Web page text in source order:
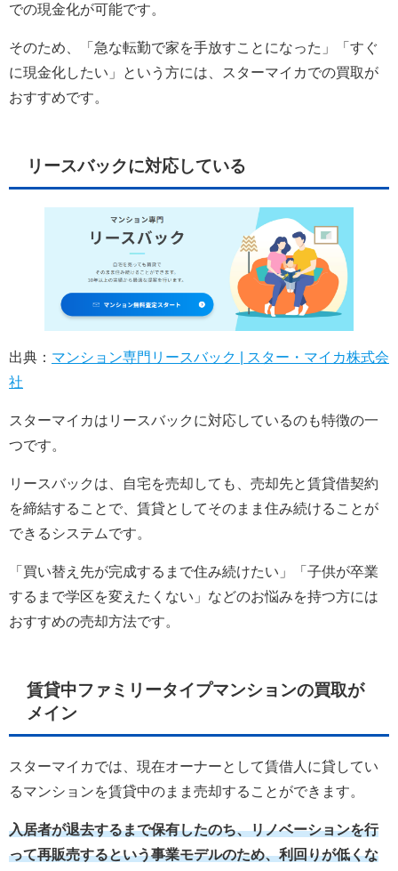
での現金化が可能です。
そのため、「急な転勤で家を手放すことになった」「すぐ
に現金化したい」という方には、スターマイカでの買取が
おすすめです。
リースバックに対応している
出典： マンション専門リースバック | スター・マイカ株式会
社
スターマイカはリースバックに対応しているのも特徴の一
つです。
リースバックは、自宅を売却しても、売却先と賃貸借契約
を締結することで、賃貸としてそのまま住み続けることが
できるシステムです。
「買い替え先が完成するまで住み続けたい」「子供が卒業
するまで学区を変えたくない」などのお悩みを持つ方には
おすすめの売却方法です。
賃貸中ファミリータイプマンションの買取が
メイン
スターマイカでは、現在オーナーとして賃借人に貸してい
るマンションを賃貸中のまま売却することができます。
入居者が退去するまで保有したのち、リノベーションを行
って再販売するという事業モデルのため、利回りが低くな